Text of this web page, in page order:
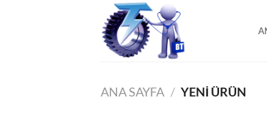
ANA SAYFA / YENI ÜRÜN